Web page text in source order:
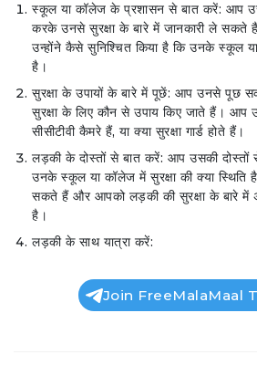
स्कूल या कॉलेज के प्रशासन से बात करें: आप
करके उनसे सुरक्षा के बारे में जानकारी ले
उन्होंने कैसे सुनिश्चित किया है कि उनके स्कूल
है।
सुरक्षा के उपायों के बारे में पूछें: आप उनसे पूछ
सुरक्षा के लिए कौन से उपाय किए जाते हैं।
सीसीटीवी कैमरे हैं, या क्या सुरक्षा गार्ड होते हैं।
लड़की के दोस्तों से बात करें: आप उसकी
उनके स्कूल या कॉलेज में सुरक्षा की क्या स्थिति
सकते हैं और आपको लड़की की सुरक्षा के बारे में
है।
लड़की के साथ यात्रा करें:
Join FreeMalaMaal